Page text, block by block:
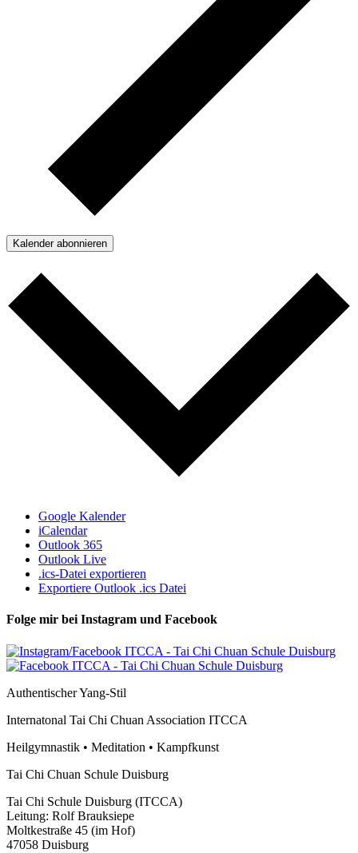
Kalender abonnieren
Google Kalender
iCalendar
Outlook 365
Outlook Live
.ics-Datei exportieren
Exportiere Outlook .ics Datei
Folge mir bei Instagram und Facebook
Authentischer Yang-Stil
Internatonal Tai Chi Chuan Association ITCCA
Heilgymnastik • Meditation • Kampfkunst
Tai Chi Chuan Schule Duisburg
Tai Chi Schule Duisburg (ITCCA)
Leitung: Rolf Brauksiepe
Moltkestraße 45 (im Hof)
47058 Duisburg